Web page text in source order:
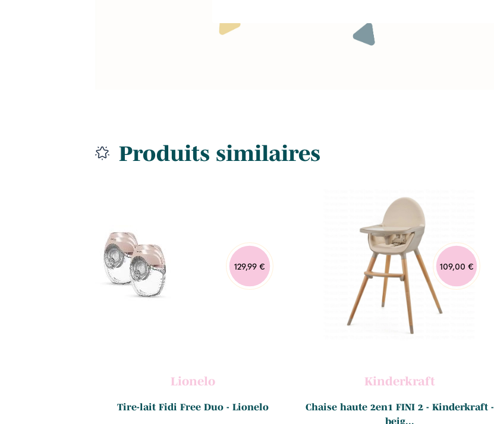
Produits similaires
129,99 €
Lionelo
Tire-lait Fidi Free Duo - Lionelo
109,00 €
Kinderkraft
Chaise haute 2en1 FINI 2 - Kinderkraft -
beig...